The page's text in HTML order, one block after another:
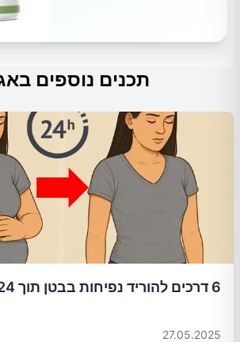
תכנים נוספים
6 דרכים להוריד נפיחות בבטן תוך 24 שעות
27.05.2025